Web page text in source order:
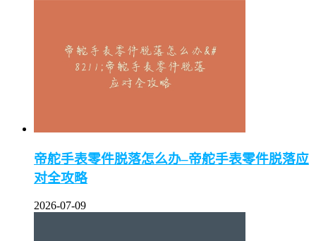
帝舵手表零件脱落怎么办–帝舵手表零件脱落应
对全攻略
2026-07-09